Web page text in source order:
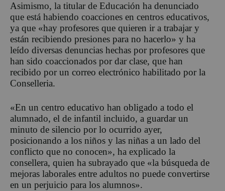
Asimismo, la titular de Educación ha denunciado
que está habiendo coacciones en centros educativos,
ya que «hay profesores que quieren ir a trabajar y
están recibiendo presiones para no hacerlo» y ha
leído diversas denuncias hechas por profesores que
han sido coaccionados por dar clase, que han
recibido por un correo electrónico habilitado por la
Conselleria.
«En un centro educativo han obligado a todo el
alumnado, el de infantil incluido, a guardar un
minuto de silencio por lo ocurrido ayer,
posicionando a los niños y las niñas a un lado del
conflicto que no conocen», ha explicado la
consellera, quien ha subrayado que «la búsqueda de
mejoras laborales entre adultos no puede convertirse
en un perjuicio para los alumnos».